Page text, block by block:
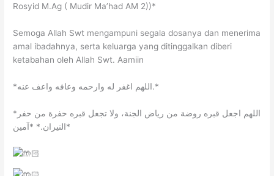
Rosyid M.Ag ( Mudir Ma’had AM 2))*
Semoga Allah Swt mengampuni segala dosanya dan menerima
amal ibadahnya, serta keluarga yang ditinggalkan diberi
ketabahan oleh Allah Swt. Aamiin
*اللهم اغفر له وارحمه وعافه واعف عنه.*
*اللهم اجعل قبره روضة من رياض الجنة، ولا تجعل قبره حفرة من حفر
النيران.* *آمين*